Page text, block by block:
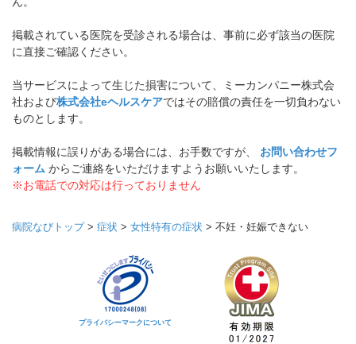
掲載されている医院を受診される場合は、事前に必ず該当の医院
に直接ご確認ください。
当サービスによって生じた損害について、ミーカンパニー株式会
社および株式会社eヘルスケアではその賠償の責任を一切負わない
ものとします。
掲載情報に誤りがある場合には、お手数ですが、 お問い合わせフ
ォーム からご連絡をいただけますようお願いいたします。
※お電話での対応は行っておりません
病院なびトップ> 症状 > 女性特有の症状 > 不妊・妊娠できない
プライバシーマークについて